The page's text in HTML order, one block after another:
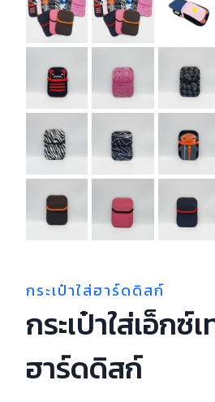
กระเป๋าใส่ฮาร์ดดิสก์
กระเป๋าใส่เอ็กซ์
ฮาร์ดดิสก์